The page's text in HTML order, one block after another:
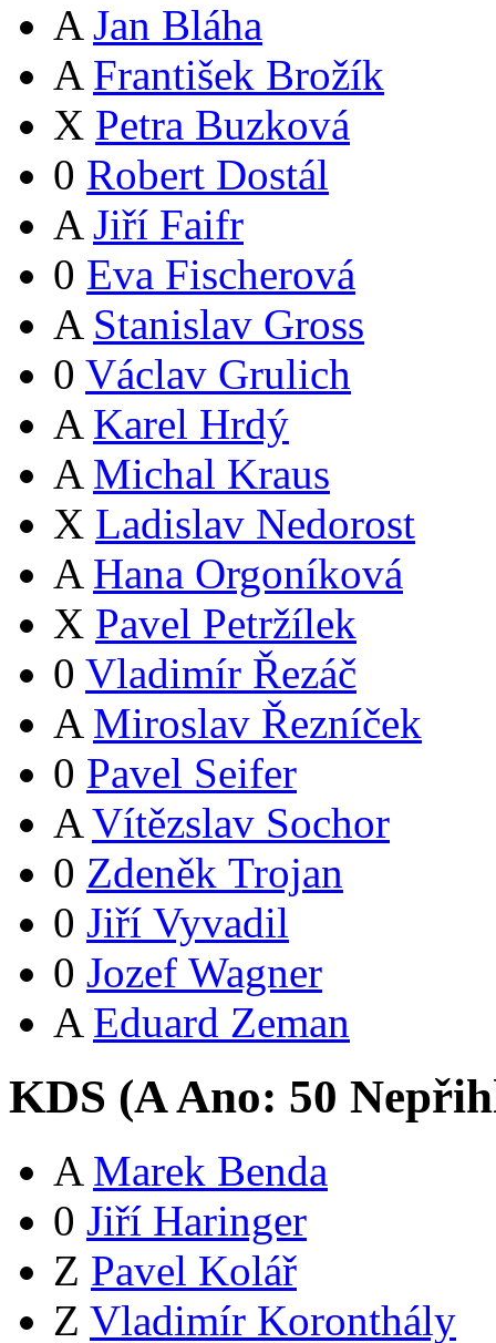
A Jan Bláha
A František Brožík
X Petra Buzková
0 Robert Dostál
A Jiří Faifr
0 Eva Fischerová
A Stanislav Gross
0 Václav Grulich
A Karel Hrdý
A Michal Kraus
X Ladislav Nedorost
A Hana Orgoníková
X Pavel Petržílek
0 Vladimír Řezáč
A Miroslav Řezníček
0 Pavel Seifer
A Vítězslav Sochor
0 Zdeněk Trojan
0 Jiří Vyvadil
0 Jozef Wagner
A Eduard Zeman
KDS (AAno: 50
A Marek Benda
0 Jiří Haringer
Z Pavel Kolář
Z Vladimír Koronthály